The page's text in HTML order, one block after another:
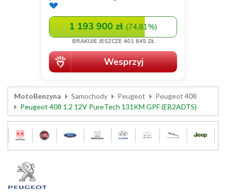
MotoBenzyna Samochody Peugeot
Peugeot 408
Peugeot 408 1.2 12V PureTech 131KM GPF (EB2ADTS)